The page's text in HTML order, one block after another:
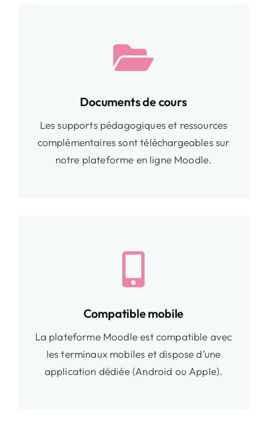
Documents de cours
Les supports pédagogiques et ressources
complémentaires sont téléchargeables sur
notre plateforme en ligne Moodle.
Compatible mobile
La plateforme Moodle est compatible avec
les terminaux mobiles et dispose d’une
application dédiée (Android ou Apple).